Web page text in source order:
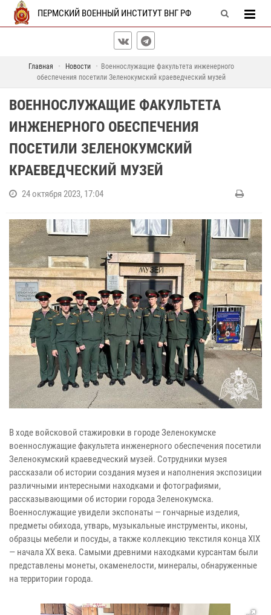
ПЕРМСКИЙ ВОЕННЫЙ ИНСТИТУТ ВНГ РФ
Главная Новости
Военнослужащие факультета инженерного
обеспечения посетили Зеленокумский краеведческий музей
ВОЕННОСЛУЖАЩИЕ ФАКУЛЬТЕТА
ИНЖЕНЕРНОГО ОБЕСПЕЧЕНИЯ
ПОСЕТИЛИ ЗЕЛЕНОКУМСКИЙ
КРАЕВЕДЧЕСКИЙ МУЗЕЙ
24 октября 2023, 17:04
В ходе войсковой стажировки в городе Зеленокумске
военнослужащие факультета инженерного обеспечения посетили
Зеленокумский краеведческий музей. Сотрудники музея
рассказали об истории создания музея и наполнения экспозиции
различными интересными находками и фотографиями,
рассказывающими об истории города Зеленокумска.
Военнослужащие увидели экспонаты — гончарные изделия,
предметы обихода, утварь, музыкальные инструменты, иконы,
образцы мебели и посуды, а также коллекцию текстиля конца XIX
— начала XX века. Самыми древними находками курсантам были
представлены монеты, окаменелости, минералы, обнаруженные
на территории города.